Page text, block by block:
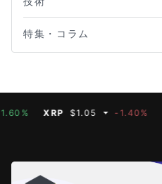
特集・コラム
XRP $1.05 -1.40% BNB